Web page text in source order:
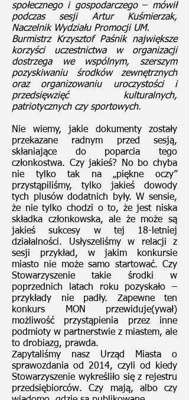
społecznego i gospodarczego– mówił
podczas sesji Artur Kuśmierzak,
Naczelnik Wydziału Promocji UM.
Burmistrz Krzysztof Paśnik największe
korzyści uczestnictwa w organizacji
dostrzega we wspólnym, szerszym
pozyskiwaniu środków zewnętrznych
oraz organizowaniu uroczystości i
przedsięwzięć kulturalnych,
patriotycznych czy sportowych.
Nie wiemy, jakie dokumenty zostały
przekazane radnym przed sesją,
skłaniające do poparcia tego
członkostwa. Czy jakieś? No bo chyba
nie tylko tak na „piękne oczy”
przystąpiliśmy, tylko jakieś dowody
tych plusów dodatnich były. W sensie,
że nie tylko chodzi o to, że jest niska
składka członkowska, ale że może są
jakieś sukcesy w tej 18-letniej
działalności. Usłyszeliśmy w relacji z
sesji przykład, w jakim konkursie
miasto nie może samo startować. Czy
Stowarzyszenie takie środki w
poprzednich latach roku pozyskało –
przykłady nie padły. Zapewne ten
konkurs MON przewiduje(ywał)
możliwość przystąpienia przez inne
podmioty w partnerstwie z miastem, ale
to drobiazg, prawda.
Zapytaliśmy nasz Urząd Miasta o
sprawozdania od 2014, czyli od kiedy
Stowarzyszenie wykreśliło się z rejestru
przedsiębiorców. Czy mają, albo czy